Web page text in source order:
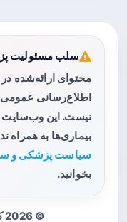
سلب مسئولیت
محتوای ارائه‌شده
اطلاع‌رسانی
نیست. این وب‌سایت
بیماری‌ها به همراه
سیاست پزشکی و
بخوانید.
© 2026 کلیه حقوق محفوظ است.